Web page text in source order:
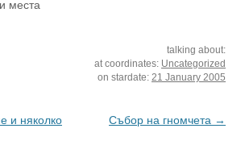
места
talking about:
at coordinates: Uncategorized
on stardate: 21 January 2005
и няколко
Събор на гномчета →